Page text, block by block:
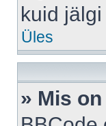
kuid
Üles
» Mis